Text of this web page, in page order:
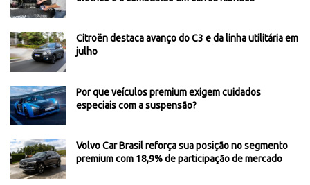
Citroën destaca avanço do C3 e da linha utilitária em
julho
Por que veículos premium exigem cuidados
especiais com a suspensão?
Volvo Car Brasil reforça sua posição no segmento
premium com 18,9% de participação de mercado